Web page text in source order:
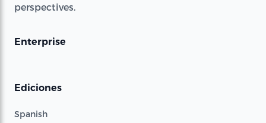
perspectives.
Enterprise
Ediciones
Spanish